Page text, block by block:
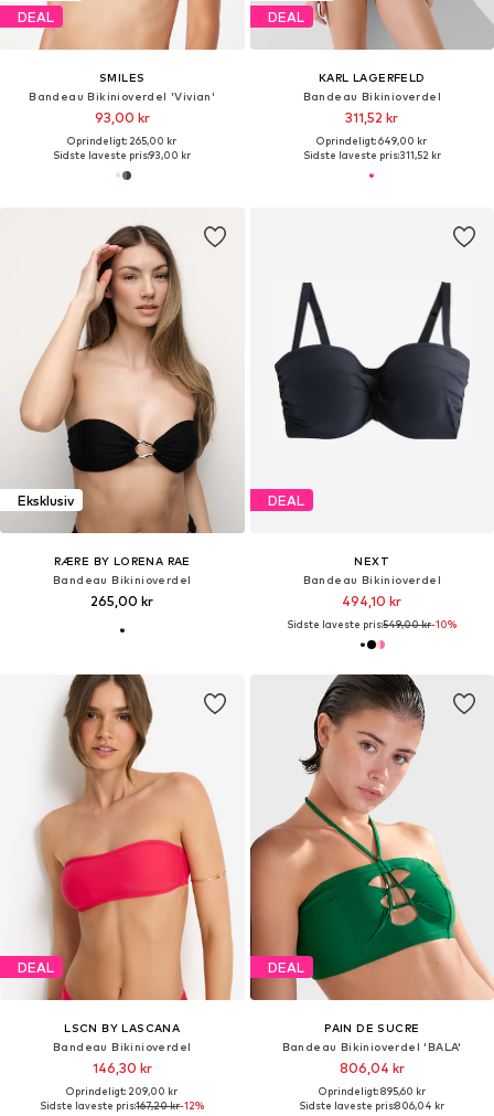
DEAL
SMILES
Bandeau Bikinioverdel 'Vivian'
93,00 kr
Oprindeligt: 265,00 kr
Sidste laveste pris:93,00 kr
DEAL
KARL LAGERFELD
Bandeau Bikinioverdel
311,52 kr
Oprindeligt: 649,00 kr
Sidste laveste pris:311,52 kr
Eksklusiv
RÆRE BY LORENA RAE
Bandeau Bikinioverdel
265,00 kr
DEAL
NEXT
Bandeau Bikinioverdel
494,10 kr
Sidste laveste pris:549,00 kr-10%
DEAL
LSCN BY LASCANA
Bandeau Bikinioverdel
146,30 kr
Oprindeligt: 209,00 kr
Sidste laveste pris:167,20 kr-12%
DEAL
PAIN DE SUCRE
Bandeau Bikinioverdel 'BALA'
806,04 kr
Oprindeligt: 895,60 kr
Sidste laveste pris:806,04 kr